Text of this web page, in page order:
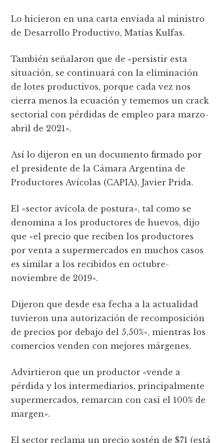
Lo hicieron en una carta enviada al ministro
de Desarrollo Productivo, Matías Kulfas.
También señalaron que de «persistir esta
situación, se continuará con la eliminación
de lotes productivos, porque cada vez nos
cierra menos la ecuación y tememos un crack
sectorial con pérdidas de empleo para marzo-
abril de 2021».
Así lo dijeron en un documento firmado por
el presidente de la Cámara Argentina de
Productores Avícolas (CAPIA), Javier Prida.
El «sector avícola de postura», tal como se
denomina a los productores de huevos, dijo
que «el precio que reciben los productores
por venta a supermercados en muchos casos
es similar a los recibidos en octubre-
noviembre de 2019».
Dijeron que desde esa fecha a la actualidad
tuvieron una autorización de recomposición
de precios por debajo del 5,50%», mientras los
comercios venden con mejores márgenes.
Advirtieron que un productor «vende a
pérdida y los intermediarios, principalmente
supermercados, remarcan con casi el 100% de
margen».
El sector reclama un precio sostén de $71 (está